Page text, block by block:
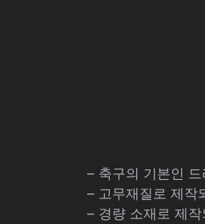
– 축구의 기본인
– 고무재질로 제작
– 경량 소재로 제